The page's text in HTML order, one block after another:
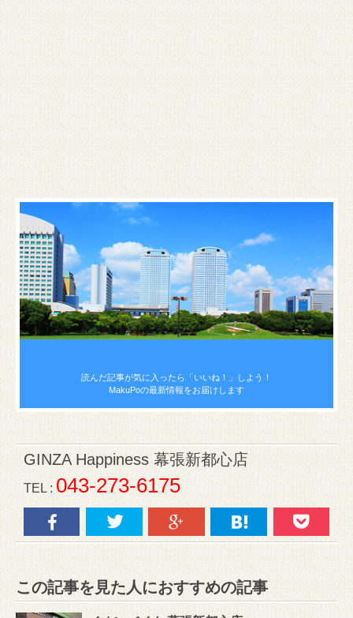
読んだ記事が気に入ったら 「いいね！」しよう！
MakuPoの最新情報をお届けします
GINZA Happiness 幕張新都心店
TEL : 043-273-6175
この記事を見た人におすすめの記事